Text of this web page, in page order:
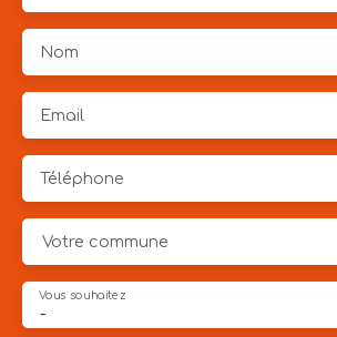
Nom
Email
Téléphone
Votre commune
-
Vous souhaitez